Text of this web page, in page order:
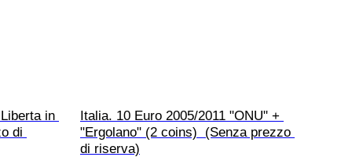
in
di
Italia. 10 Euro 2005/2011 "ONU" +
"Ergolano" (2 coins)  (Senza prezzo
di riserva)